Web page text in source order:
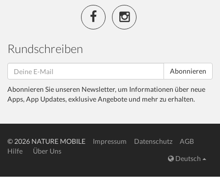
Rundschreiben
Abonnieren
Abonnieren Sie unseren Newsletter, um Informationen über neue
Apps, App Updates, exklusive Angebote und mehr zu erhalten.
© 2026 NATURE MOBILE Impressum Datenschutz
AGB
Hilfe
Über Uns
Deutsch